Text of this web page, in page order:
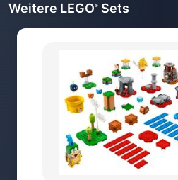
Weitere LEGO® Sets